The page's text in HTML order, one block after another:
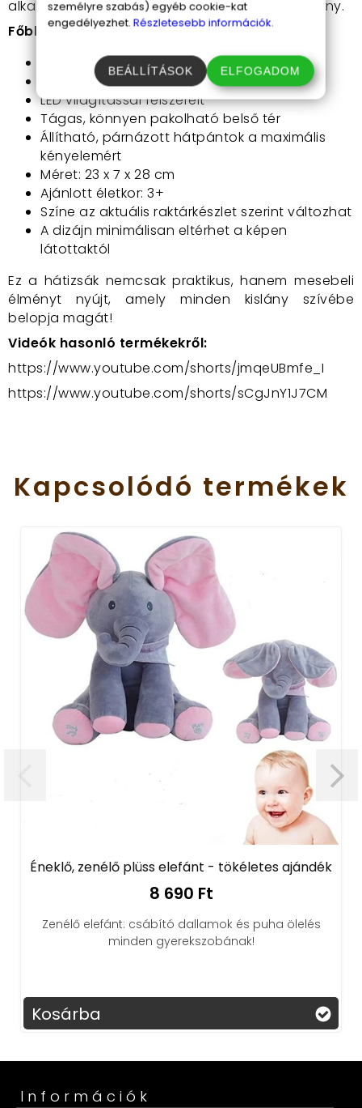
alkalomra, legyen az születésnap vagy karácsony.
Főbb jellemzők:
Anyaga: puha plüss
Unikornisos, csillámos minta
LED világítással felszerelt
Tágas, könnyen pakolható belső tér
Állítható, párnázott hátpántok a maximális
kényelemért
Méret: 23 x 7 x 28 cm
Ajánlott életkor: 3+
Színe az aktuális raktárkészlet szerint változhat
A dizájn minimálisan eltérhet a képen
látottaktól
Ez a hátizsák nemcsak praktikus, hanem mesebeli
élményt nyújt, amely minden kislány szívébe
belopja magát!
Videók hasonló termékekről:
https://www.youtube.com/shorts/jmqeUBmfe_I
https://www.youtube.com/shorts/sCgJnY1J7CM
Kapcsolódó termékek
Éneklő, zenélő plüss elefánt - tökéletes ajándék
8 690 Ft
Zenélő elefánt: csábító dallamok és puha ölelés
minden gyerekszobának!
Kosárba
Információk
személyre szabás) egyéb cookie-kat
engedélyezhet. Részletesebb információk.
BEÁLLÍTÁSOK ELFOGADOM